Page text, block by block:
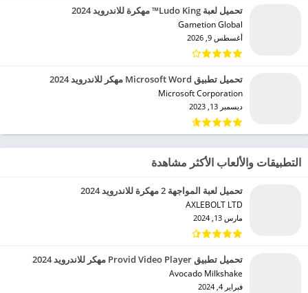
تحميل لعبة Ludo King™ مهكرة للاندرويد 2024
Gametion Global‏
أغسطس 9, 2026
تحميل تطبيق Microsoft Word مهكر للاندرويد 2024
Microsoft Corporation‏
ديسمبر 13, 2023
التطبيقات والألعاب الأكثر مشاهدة
تحميل لعبة المواجهة 2 مهكرة للاندرويد 2024
AXLEBOLT LTD‏
مارس 13, 2024
تحميل تطبيق Provid Video Player مهكر للاندرويد 2024
Avocado Milkshake‏
فبراير 4, 2024